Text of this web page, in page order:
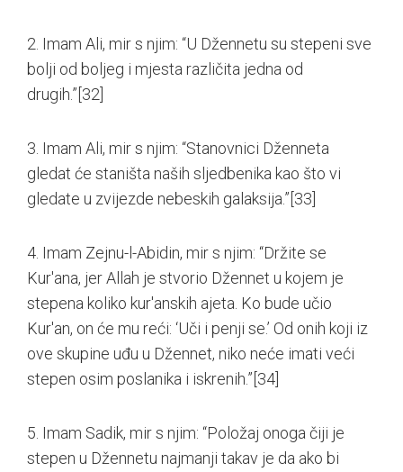
2. Imam Ali, mir s njim: “U Džennetu su stepeni sve
bolji od boljeg i mjesta različita jedna od
drugih.”[32]
3. Imam Ali, mir s njim: “Stanovnici Dženneta
gledat će staništa naših sljedbenika kao što vi
gledate u zvijezde nebeskih galaksija.”[33]
4. Imam Zejnu-l-Abidin, mir s njim: “Držite se
Kur'ana, jer Allah je stvorio Džennet u kojem je
stepena koliko kur'anskih ajeta. Ko bude učio
Kur'an, on će mu reći: ‘Uči i penji se.’ Od onih koji iz
ove skupine uđu u Džennet, niko neće imati veći
stepen osim poslanika i iskrenih.”[34]
5. Imam Sadik, mir s njim: “Položaj onoga čiji je
stepen u Džennetu najmanji takav je da ako bi